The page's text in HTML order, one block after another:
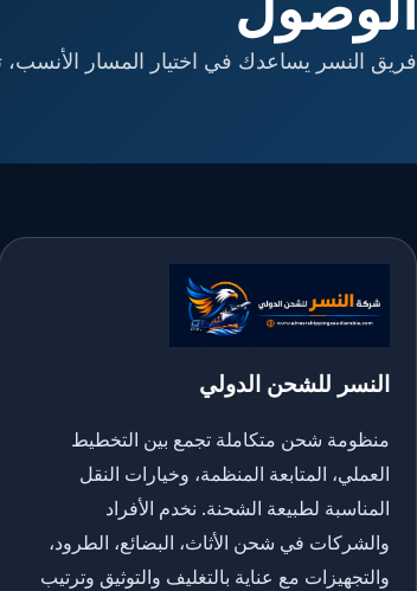
فريق النسر يساعدك في اختيار المسار الأنسب،
النسر للشحن الدولي
منظومة شحن متكاملة تجمع بين التخطيط
العملي، المتابعة المنظمة، وخيارات النقل
المناسبة لطبيعة الشحنة. نخدم الأفراد
والشركات في شحن الأثاث، البضائع، الطرود،
والتجهيزات مع عناية بالتغليف والتوثيق وترتيب